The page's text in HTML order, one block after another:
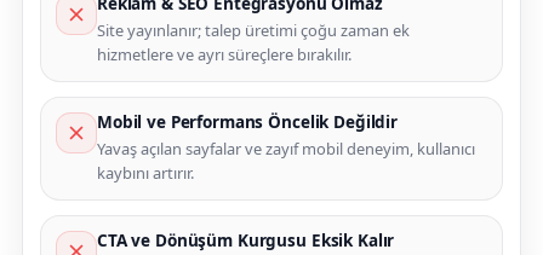
Site yayınlanır; talep üretimi çoğu zaman ek
hizmetlere ve ayrı süreçlere bırakılır.
Mobil ve Performans Öncelik Değildir
Yavaş açılan sayfalar ve zayıf mobil deneyim, kullanıcı
kaybını artırır.
CTA ve Dönüşüm Kurgusu Eksik Kalır